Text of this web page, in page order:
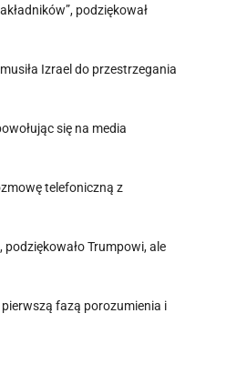
podziękował
Izrael do przestrzegania
się na media
telefoniczną z
Trumpowi, ale
fazą porozumienia i